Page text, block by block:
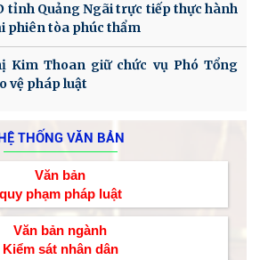
tỉnh Quảng Ngãi trực tiếp thực hành
phiên tòa phúc thẩm
Kim Thoan giữ chức vụ Phó Tổng
vệ pháp luật
THỐNG VĂN BẢN
Văn bản
quy phạm pháp luật
Văn bản ngành
Kiểm sát nhân dân